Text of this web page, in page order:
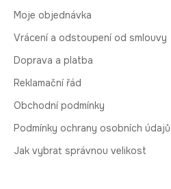
Moje objednávka
Vrácení a odstoupení od smlouvy
Doprava a platba
Reklamační řád
Obchodní podmínky
Podmínky ochrany osobních údajů
Jak vybrat správnou velikost